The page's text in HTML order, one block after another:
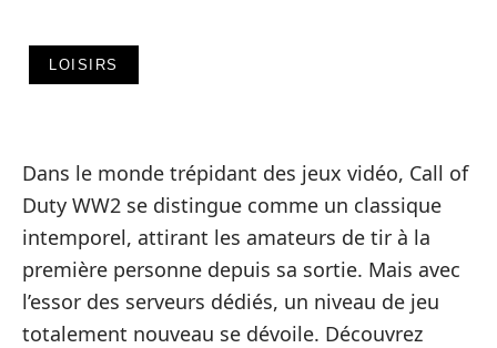
LOISIRS
Dans le monde trépidant des jeux vidéo, Call of
Duty WW2 se distingue comme un classique
intemporel, attirant les amateurs de tir à la
première personne depuis sa sortie. Mais avec
l’essor des serveurs dédiés, un niveau de jeu
totalement nouveau se dévoile. Découvrez